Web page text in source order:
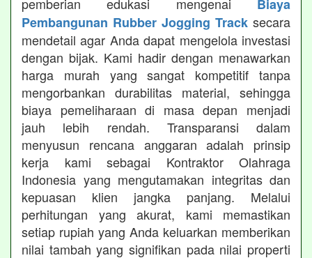
pemberian edukasi mengenai Biaya
Pembangunan Rubber Jogging Track secara
mendetail agar Anda dapat mengelola investasi
dengan bijak. Kami hadir dengan menawarkan
harga murah yang sangat kompetitif tanpa
mengorbankan durabilitas material, sehingga
biaya pemeliharaan di masa depan menjadi
jauh lebih rendah. Transparansi dalam
menyusun rencana anggaran adalah prinsip
kerja kami sebagai Kontraktor Olahraga
Indonesia yang mengutamakan integritas dan
kepuasan klien jangka panjang. Melalui
perhitungan yang akurat, kami memastikan
setiap rupiah yang Anda keluarkan memberikan
nilai tambah yang signifikan pada nilai properti